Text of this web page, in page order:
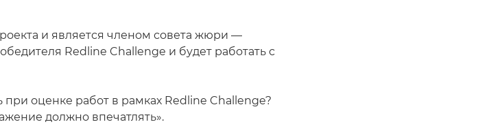
и является членом совета жюри —
Redline Challenge и будет работать с
оценке работ в рамках Redline Challenge?
должно впечатлять».